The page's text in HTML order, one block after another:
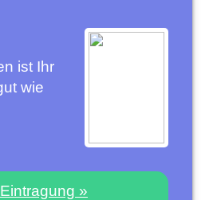
ist Ihr
wie
»